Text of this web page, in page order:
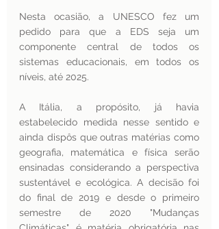
Nesta ocasião, a UNESCO fez um
pedido para que a EDS seja um
componente central de todos os
sistemas educacionais, em todos os
níveis, até 2025.
A Itália, a propósito, já havia
estabelecido medida nesse sentido e
ainda dispôs que outras matérias como
geografia, matemática e física serão
ensinadas considerando a perspectiva
sustentável e ecológica. A decisão foi
do final de 2019 e desde o primeiro
semestre de 2020 "Mudanças